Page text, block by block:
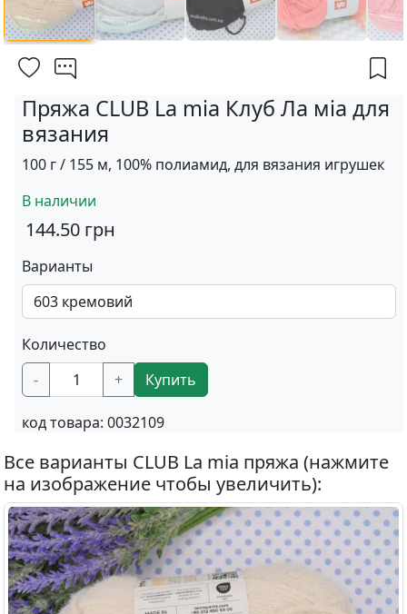
Пряжа CLUB La mia Клуб Ла міа для
вязания
100 г / 155 м, 100% полиамид, для вязания игрушек
В наличии
144.50 грн
Варианты
Количество
-
+ Купить
код товара: 0032109
Все варианты CLUB La mia пряжа (нажмите
на изображение чтобы увеличить):